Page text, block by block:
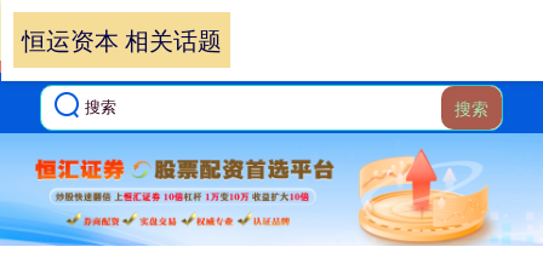
搜索
恒运资本 相关话题